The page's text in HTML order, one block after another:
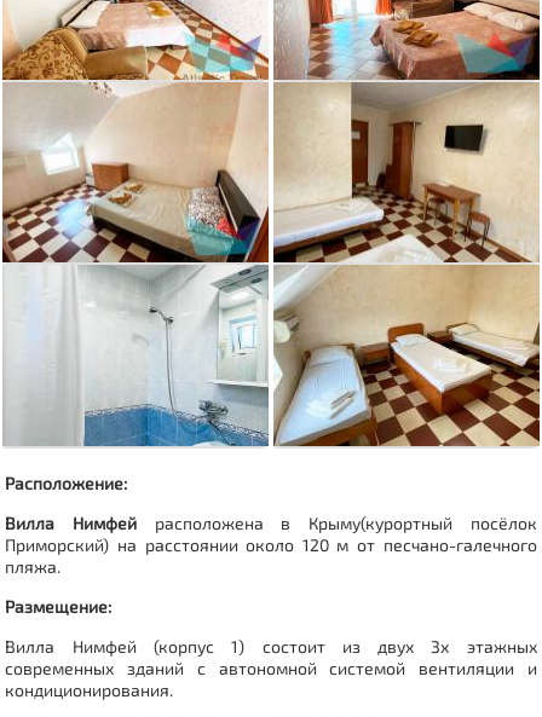
Расположение:
Вилла Нимфей расположена в Крыму(курортный посёлок
Приморский) на расстоянии около 120 м от песчано-галечного
пляжа.
Размещение:
Вилла Нимфей (корпус 1) состоит из двух 3х этажных
современных зданий с автономной системой вентиляции и
кондиционирования.